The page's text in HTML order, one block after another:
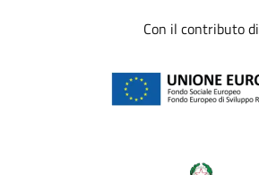
Con il contributo di